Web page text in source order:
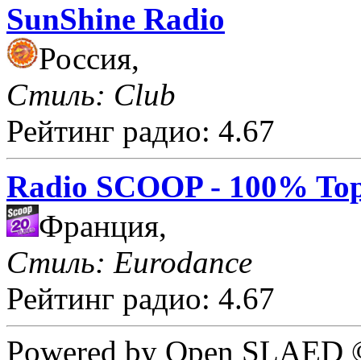
SunShine Radio
Россия,
Стиль: Club
Рейтинг радио: 4.67
Radio SCOOP - 100%
Франция,
Стиль: Eurodance
Рейтинг радио: 4.67
Powered by Open